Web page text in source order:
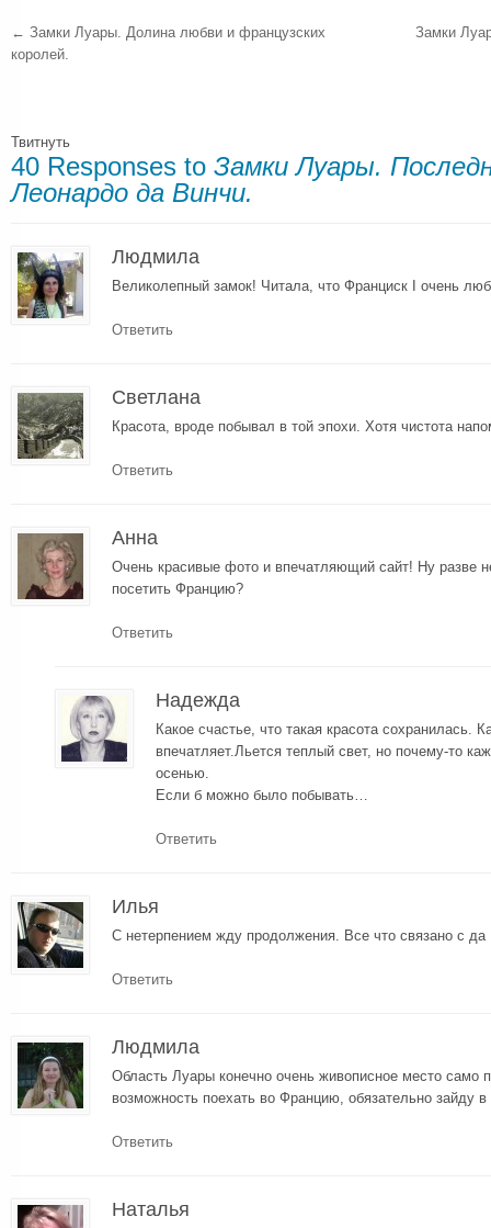
← Замки Луары. Долина любви и французских
королей.
Замки
Твитнуть
40 Responses to Замки Луары.
Леонардо да Винчи.
Людмила
Великолепный замок! Читала, что Франциск І очень
Ответить
Светлана
Красота, вроде побывал в той эпохи. Хотя чистота
Ответить
Анна
Очень красивые фото и впечатляющий сайт! Ну разве
посетить Францию?
Ответить
Надежда
Какое счастье, что такая красота сохранилась.
впечатляет.Льется теплый свет, но почему-то
осенью.
Если б можно было побывать…
Ответить
Илья
С нетерпением жду продолжения. Все что связано с да
Ответить
Людмила
Область Луары конечно очень живописное место само
возможность поехать во Францию, обязательно зайду в
Ответить
Наталья